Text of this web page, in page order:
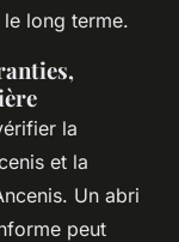
long terme.
la
et la
Un abri
peut